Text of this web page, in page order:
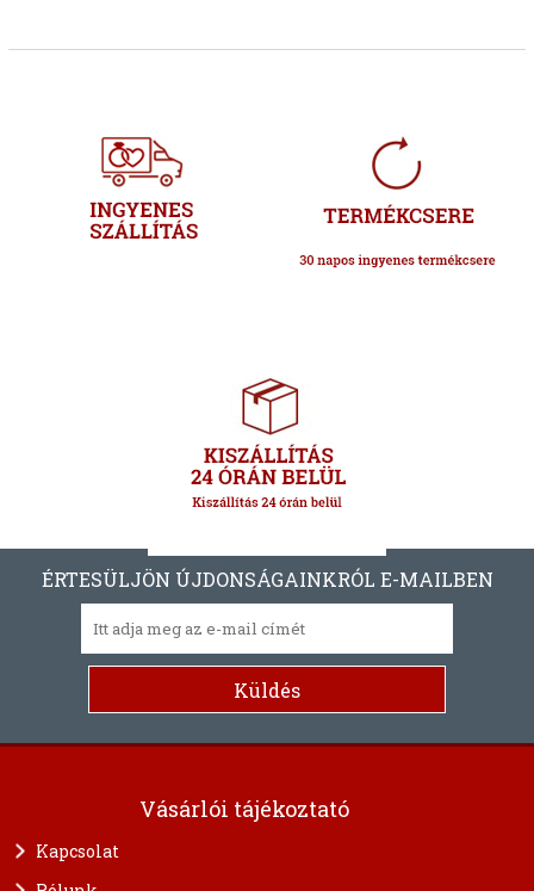
ÉRTESÜLJÖN ÚJDONSÁGAINKRÓL E-MAILBEN
Vásárlói tájékoztató
Kapcsolat